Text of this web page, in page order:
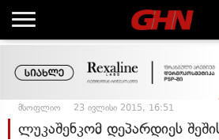
მსოფლიო 23 ივლისი 2015, 16:51
ლუკაშენკომ დეპარდიეს